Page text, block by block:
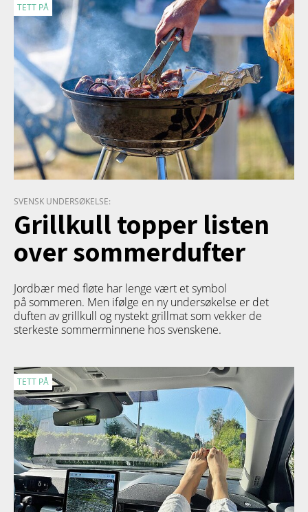
TETT PÅ
SVENSK UNDERSØKELSE:
Grillkull topper listen
over sommerdufter
Jordbær med fløte har lenge vært et symbol
på sommeren. Men ifølge en ny undersøkelse er det
duften av grillkull og nystekt grillmat som vekker de
sterkeste sommerminnene hos svenskene.
TETT PÅ